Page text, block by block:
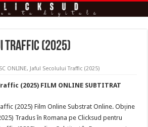
Traffic (2025)
ONLINE, Jaful Secolului Traffic (2025)
(2025) FILM ONLINE SUBTITRAT
(2025) Film Online Substrat Online. Obține
Tradus în Romana pe Clicksud pentru